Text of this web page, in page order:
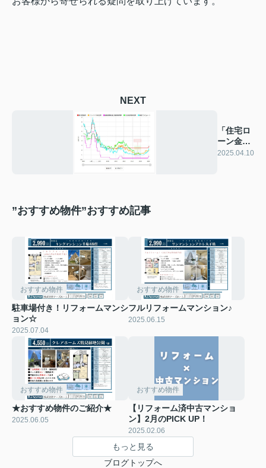
NEXT
「住宅ロ
ーン金
利」
2025.04.10
”おすすめ物件”おすすめ記事
おすすめ物件
駐車場付き！リフォームマンシ
ョン☆
2025.07.04
おすすめ物件
フルリフォームマンション♪
2025.06.15
おすすめ物件
★おすすめ物件のご紹介★
2025.06.05
おすすめ物件
【リフォーム済中古マンショ
ン】2月のPICK UP！
2025.02.06
もっと見る
ブログトップへ